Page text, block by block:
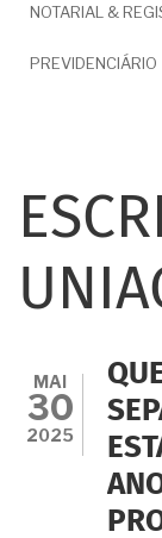
NOTARIAL &
PREVIDENCIÁRIO
MAI
30
2025